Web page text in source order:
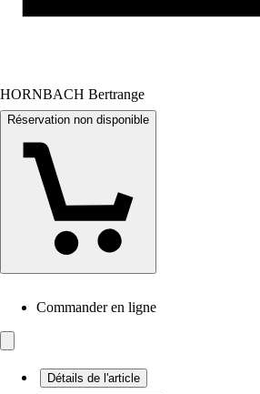
HORNBACH Bertrange
Réservation non disponible
Commander en ligne
Détails de l'article